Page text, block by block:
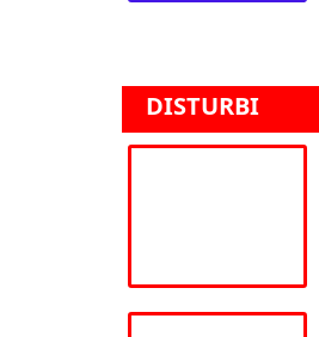
DISTURBI